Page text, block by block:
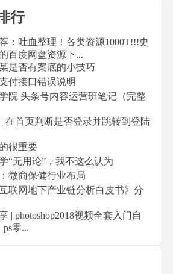
行
：吐血整理！各类资源1000T!!!史
百度网盘资源下...
是否有案底的小技巧
付接口错误说明
院 头条号内容运营班笔记（完整
在首页判断是否登录并跳转到登陆
很重要
“无用论”，我不这么认为
微商保健行业布局
互联网地下产业链分析白皮书》分
| photoshop2018视频全套入门自
零...